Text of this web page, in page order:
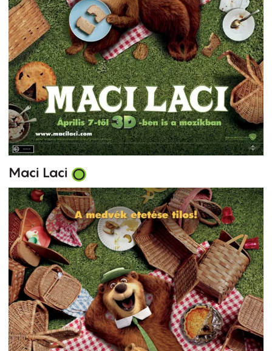
Maci Laci